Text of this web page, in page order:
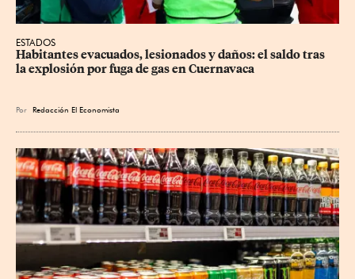
ESTADOS
Habitantes evacuados, lesionados y daños: el saldo tras
la explosión por fuga de gas en Cuernavaca
Por Redacción El Economista